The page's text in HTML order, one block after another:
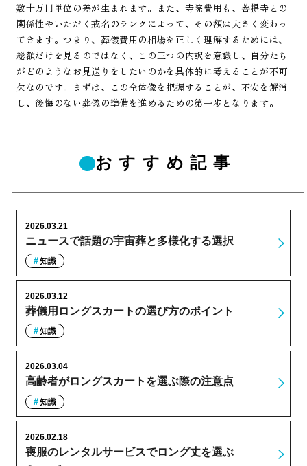
数十万円単位の差が生まれます。また、寺院費用も、菩提寺との
関係性やいただく戒名のランクによって、その額は大きく変わっ
てきます。つまり、葬儀費用の相場を正しく理解するためには、
総額だけを見るのではなく、この三つの内訳を意識し、自分たち
がどのようなお見送りをしたいのかを具体的に考えることが不可
欠なのです。まずは、この全体像を把握することが、不安を解消
し、後悔のない葬儀の準備を進めるための第一歩となります。
おすすめ記事
ニュースで話題の宇宙葬と多様化する選択
2026.03.21
知識
葬儀用ロングスカートの選び方のポイント
2026.03.12
知識
高齢者がロングスカートを選ぶ際の注意点
2026.03.04
知識
喪服のレンタルサービスでロング丈を選ぶ
2026.02.18